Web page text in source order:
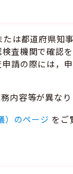
は都道府県知
査機関で確認
請の際には，
内容等が異なり
）のページ をご